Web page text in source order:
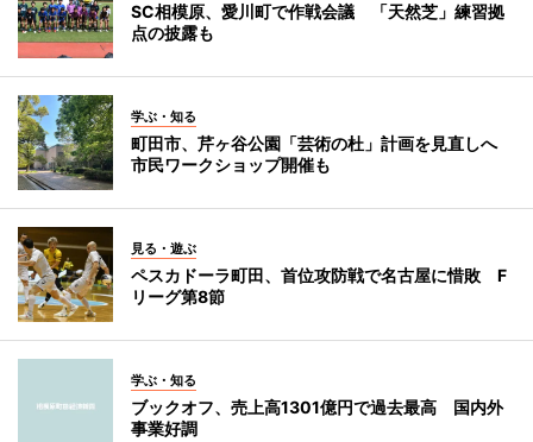
SC相模原、愛川町で作戦会議 「天然芝」練習拠
点の披露も
学ぶ・知る
町田市、芹ヶ谷公園「芸術の杜」計画を見直しへ
市民ワークショップ開催も
見る・遊ぶ
ペスカドーラ町田、首位攻防戦で名古屋に惜敗 F
リーグ第8節
学ぶ・知る
ブックオフ、売上高1301億円で過去最高 国内外
事業好調